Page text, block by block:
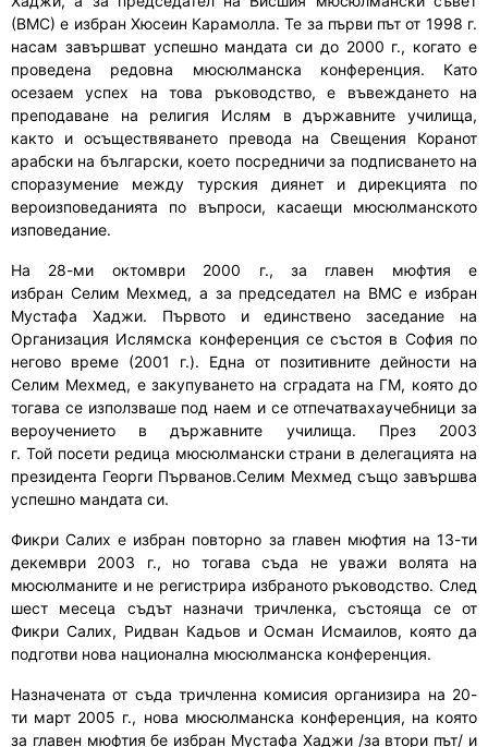
(ВМС) е избран Хюсеин Карамолла. Те за първи път от 1998 г.
насам завършват успешно мандата си до 2000 г., когато е
проведена редовна мюсюлманска конференция. Като
осезаем успех на това ръководство, е въвеждането на
преподаване на религия Ислям в държавните училища,
както и осъществяването превода на Свещения Коранот
арабски на български, което посредничи за подписването на
споразумение между турския диянет и дирекцията по
вероизповеданията по въпроси, касаещи мюсюлманското
изповедание.
На 28-ми октомври 2000 г., за главен мюфтия е
избран Селим Мехмед, а за председател на ВМС е избран
Мустафа Хаджи. Първото и единствено заседание на
Организация Ислямска конференция се състоя в София по
негово време (2001 г.). Една от позитивните дейности на
Селим Мехмед, е закупуването на сградата на ГМ, която до
тогава се използваше под наем и се отпечатвахаучебници за
вероучението в държавните училища. През 2003
г. Той посети редица мюсюлмански страни в делегацията на
президента Георги Първанов.Селим Мехмед също завършва
успешно мандата си.
Фикри Салихе избран повторно за главен мюфтия на 13-ти
декември 2003 г., но тогава съда не уважи волята на
мюсюлманите и не регистрира избраното ръководство. След
шест месеца съдът назначи тричленка, състояща се от
Фикри Салих, Ридван Кадьов и Осман Исмаилов, която да
подготви нова национална мюсюлманска конференция.
Назначената от съда тричленна комисия организира на 20-
ти март 2005 г., нова мюсюлманска конференция, на която
за главен мюфтия бе избран Мустафа Хаджи /за втори път/ и